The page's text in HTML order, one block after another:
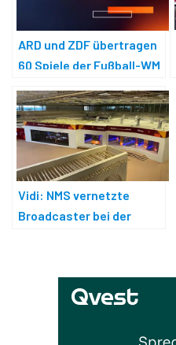
ARD und ZDF übertragen
60 Spiele der Fußball-WM
Vidi: NMS vernetzte
Broadcaster bei der